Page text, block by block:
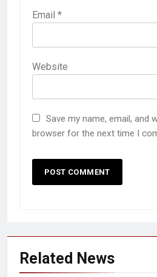
Email *
Website
Save my name, email, and
browser for the next time I
Related News